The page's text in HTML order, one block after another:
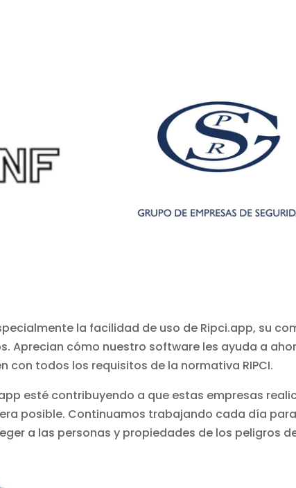
la facilidad de uso de Ripci.app, su
Aprecian cómo nuestro software les ayuda a
con todos los requisitos de la normativa RIPCI.
esté contribuyendo a que estas empresas
posible. Continuamos trabajando cada día
a las personas y propiedades de los peligros